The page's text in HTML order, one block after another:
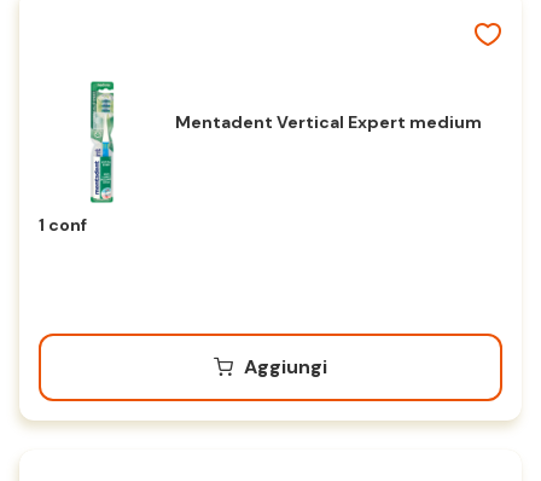
Mentadent Vertical Expert medium
1 conf
Aggiungi